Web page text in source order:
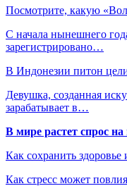
Посмотрите, какую
С начала нынешнего
зарегистрировано…
В Индонезии питон
Девушка, созданная
зарабатывает в…
В мире растет спрос
Как сохранить здоровье
Как стресс может